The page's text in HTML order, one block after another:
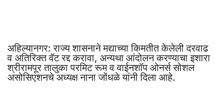
अहिल्यानगर: राज्य शासनाने मद्याच्या किमतीत केलेली दरवाढ
व अतिरिक्त वॅट रद्द करावा, अन्यथा आंदोलन करण्याचा इशारा
श्रीरामपूर तालुका परमिट रूम व वाईनशॉप ओनर्स सोशल
असोसिएशनचे अध्यक्ष नाना जोंधळे यांनी दिला आहे.